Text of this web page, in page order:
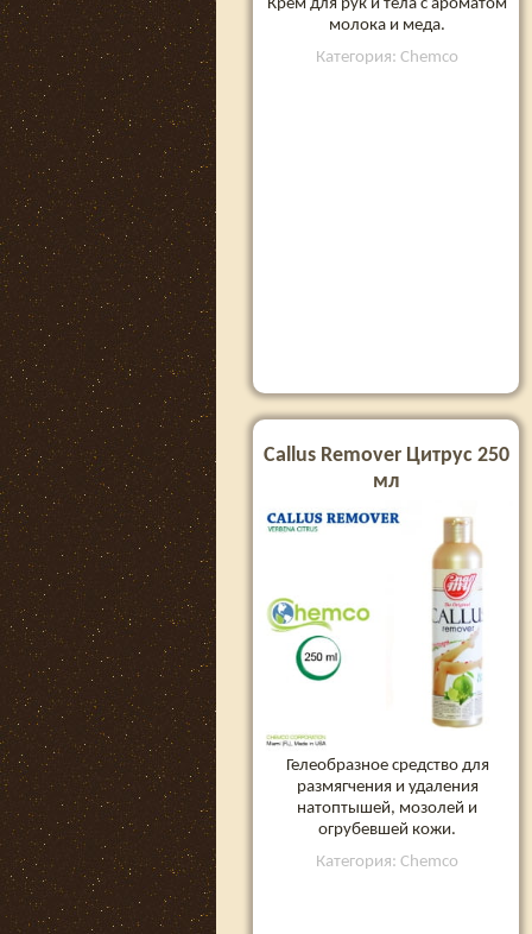
молока и меда.
Категория: Chemco
Callus Remover Цитрус 250
мл
Гелеобразное средство для
размягчения и удаления
натоптышей, мозолей и
огрубевшей кожи.
Категория: Chemco